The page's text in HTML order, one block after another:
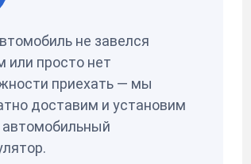
не завелся
или просто нет
приехать — мы
доставим и установим